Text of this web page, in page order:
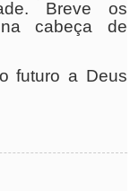
Breve os
cabeça de
futuro a Deus